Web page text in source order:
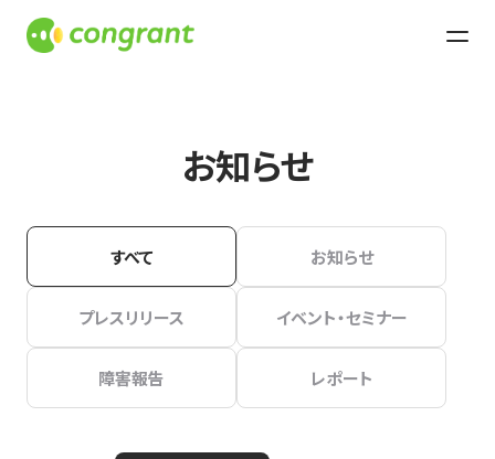
お知らせ
すべて お知らせ
プレスリリース イベント・セミナー
障害報告 レポート